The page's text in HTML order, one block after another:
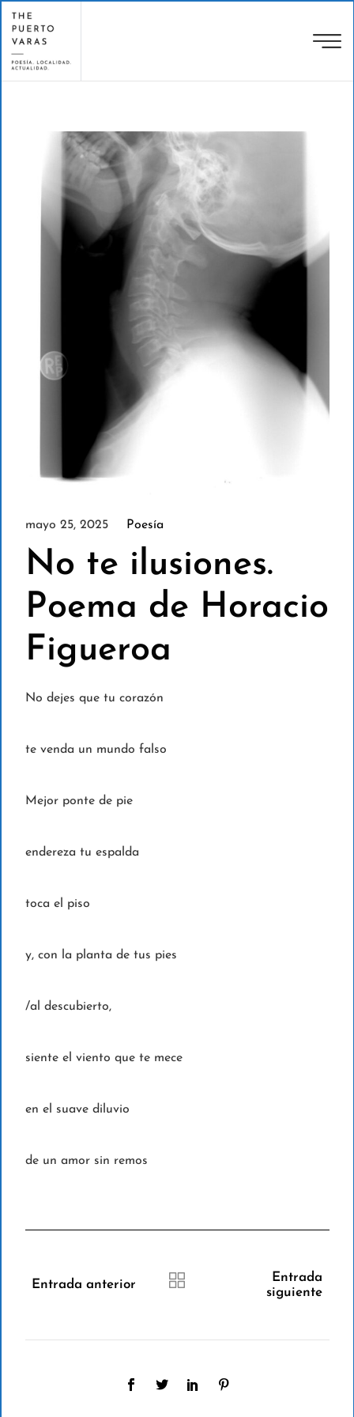
mayo 25, 2025 Poesía
No te ilusiones.
Poema de Horacio
Figueroa
No dejes que tu corazón
te venda un mundo falso
Mejor ponte de pie
endereza tu espalda
toca el piso
y, con la planta de tus pies
/al descubierto,
siente el viento que te mece
en el suave diluvio
de un amor sin remos
Entrada anterior
Entrada
siguiente